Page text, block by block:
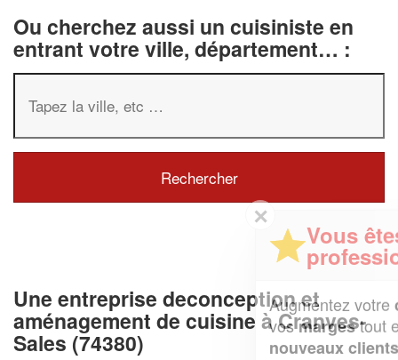
Ou cherchez aussi un cuisiniste en
entrant votre ville, département… :
Une entreprise deconception et
aménagement de cuisine à Cranves-
Sales (74380)
Vous êtes un
professionnel ?
Augmentez votrechiffre d'affaireset
vosmargestout en gagnant de
nouveaux clients